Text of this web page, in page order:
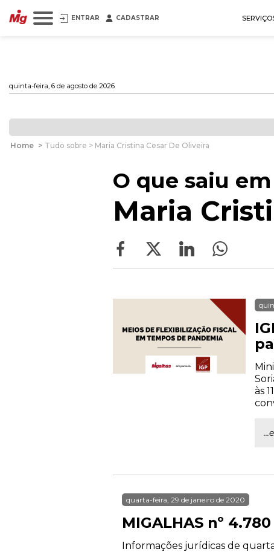
ENTRAR CADASTRAR
quinta-feira, 6 de agosto de 2026
Home > Tudo sobre > Maria Cristina Cesar De Oliveira
O que saiu
Maria
às
quarta-feira, 29 de janeiro de 2020
MIGALHAS nº 4.780
Informações jurídicas de